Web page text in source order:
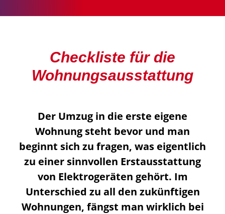
Checkliste für die
Wohnungsausstattung
Der Umzug in die erste eigene
Wohnung steht bevor und man
beginnt sich zu fragen, was eigentlich
zu einer sinnvollen Erstausstattung
von Elektrogeräten gehört. Im
Unterschied zu all den zukünftigen
Wohnungen, fängst man wirklich bei